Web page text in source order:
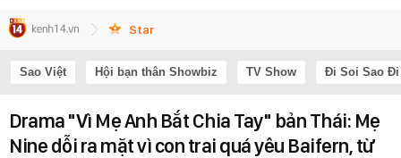
Star
Sao Việt Hội bạn thân Showbiz TV Show Đi Soi Sao Đi
Drama "Vì Mẹ Anh Bắt Chia Tay" bản Thái: Mẹ
Nine dỗi ra mặt vì con trai quá yêu Baifern, từ